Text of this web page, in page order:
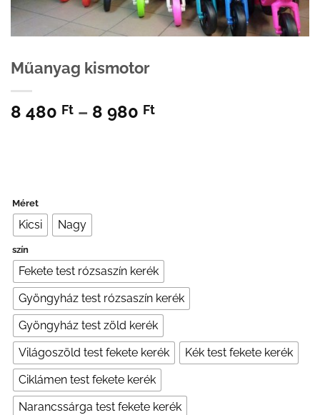
Műanyag kismotor
8 480 Ft – 8 980 FtÁrtartomány:
Méret
Kicsi Nagy
szín
Fekete test rózsaszín kerék
Gyöngyház test rózsaszín kerék
Gyöngyház test zöld kerék
Világoszöld test fekete kerék
Kék test fekete kerék
Ciklámen test fekete kerék
Narancssárga test fekete kerék